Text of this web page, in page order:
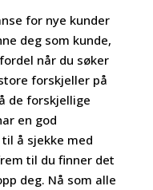
for nye kunder
deg som kunde,
når du søker
forskjeller på
de forskjellige
en god
å sjekke med
til du finner det
deg. Nå som alle